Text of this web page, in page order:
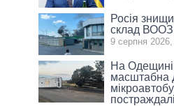
Росія
склад ВООЗ
9 серпня
На Одещині
масштабна
постраждалі